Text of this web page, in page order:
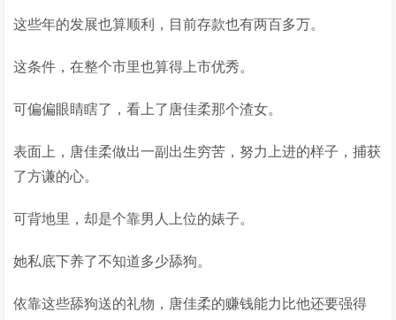
这些年的发展也算顺利，目前存款也有两百多万。
这条件，在整个市里也算得上市优秀。
可偏偏眼睛瞎了，看上了唐佳柔那个渣女。
表面上，唐佳柔做出一副出生穷苦，努力上进的样子，捕获
了方谦的心。
可背地里，却是个靠男人上位的婊子。
她私底下养了不知道多少舔狗。
依靠这些舔狗送的礼物，唐佳柔的赚钱能力比他还要强得